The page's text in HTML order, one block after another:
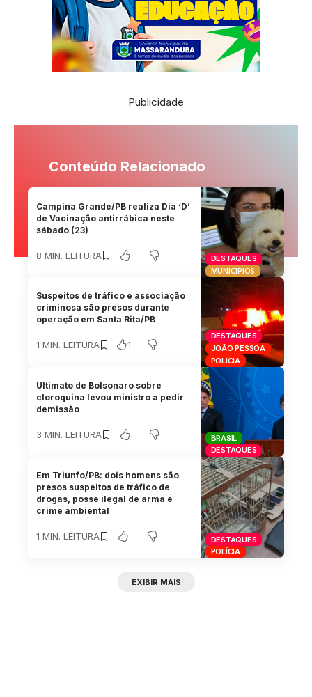
Publicidade
Conteúdo Relacionado
DESTAQUES
MUNICÍPIOS
Campina Grande/PB realiza Dia ‘D’
de Vacinação antirrábica neste
sábado (23)
8 MIN. LEITURA
DESTAQUES
JOÃO PESSOA
POLÍCIA
Suspeitos de tráfico e associação
criminosa são presos durante
operação em Santa Rita/PB
1 MIN. LEITURA 1
BRASIL
DESTAQUES
Ultimato de Bolsonaro sobre
cloroquina levou ministro a pedir
demissão
3 MIN. LEITURA
DESTAQUES
POLÍCIA
Em Triunfo/PB: dois homens são
presos suspeitos de tráfico de
drogas, posse ilegal de arma e
crime ambiental
1 MIN. LEITURA
EXIBIR MAIS